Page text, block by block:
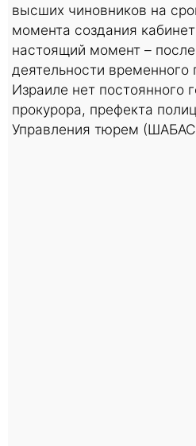
высших чиновников на
момента создания
настоящий момент –
деятельности временного
Израиле нет постоянного
прокурора, префекта
Управления тюрем